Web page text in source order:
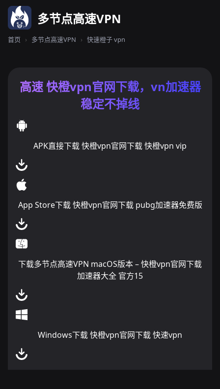
多节点高速VPN
首页 › 多节点高速VPN › 快速橙子 vpn
高速 快橙vpn官网下载，vn加速器
稳定不掉线
APK直接下载 快橙vpn官网下载 快橙vpn vip
App Store下载 快橙vpn官网下载 pubg加速器免费版
下载多节点高速VPN macOS版本 – 快橙vpn官网下载
加速器大全 官方15
Windows下载 快橙vpn官网下载 快速vpn